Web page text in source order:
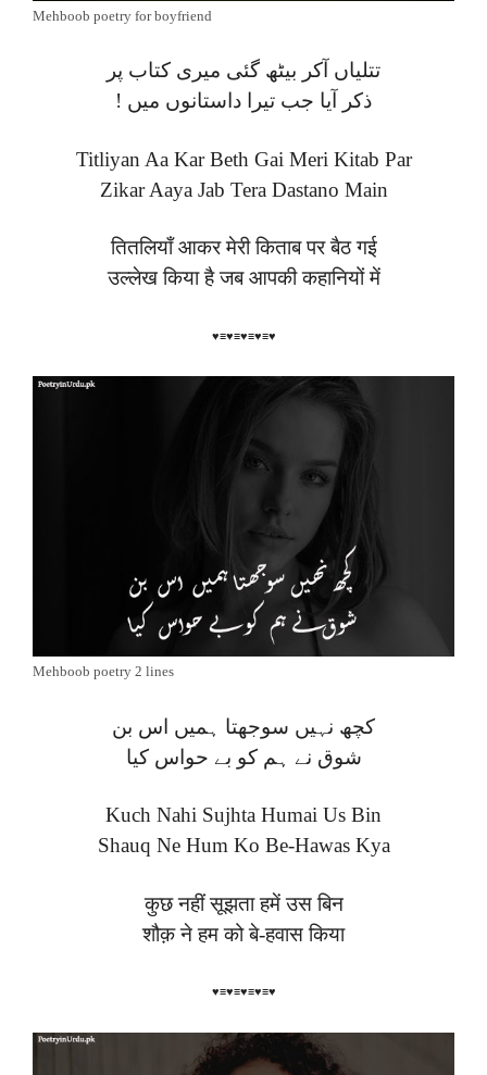
Mehboob poetry for boyfriend
تتلیاں آکر بیٹھ گئی میری کتاب پر
! ذکر آیا جب تیرا داستانوں میں
Titliyan Aa Kar Beth Gai Meri Kitab Par
Zikar Aaya Jab Tera Dastano Main
तितलियाँ आकर मेरी किताब पर बैठ गई
उल्लेख किया है जब आपकी कहानियों में
♥≡♥≡♥≡♥≡♥
Mehboob poetry 2 lines
کچھ نہیں سوجھتا ہمیں اس بن
شوق نے ہم کو بے حواس کیا
Kuch Nahi Sujhta Humai Us Bin
Shauq Ne Hum Ko Be-Hawas Kya
कुछ नहीं सूझता हमें उस बिन
शौक़ ने हम को बे-हवास किया
♥≡♥≡♥≡♥≡♥